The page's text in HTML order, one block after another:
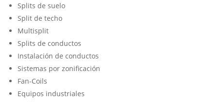
Splits de suelo
Split de techo
Multisplit
Splits de conductos
Instalación de conductos
Sistemas por zonificación
Fan-Coils
Equipos industriales